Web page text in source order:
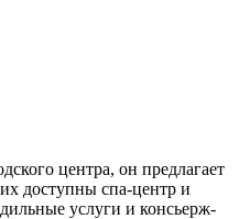
центра, он предлагает
доступны спа-центр и
услуги и консьерж-